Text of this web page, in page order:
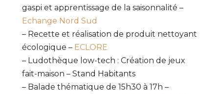
gaspi et apprentissage de la saisonnalité –
Echange Nord Sud
– Recette et réalisation de produit nettoyant
écologique – ECLORE
– Ludothèque low-tech : Création de jeux
fait-maison – Stand Habitants
– Balade thématique de 15h30 à 17h –